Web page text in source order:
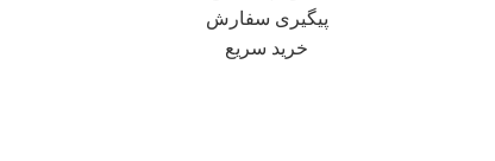
پیگیری سفارش
خرید سریع